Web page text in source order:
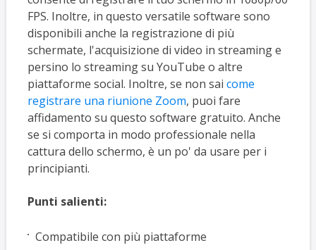
FPS. Inoltre, in questo versatile software sono
disponibili anche la registrazione di più
schermate, l'acquisizione di video in streaming e
persino lo streaming su YouTube o altre
piattaforme social. Inoltre, se non sai come
registrare una riunione Zoom, puoi fare
affidamento su questo software gratuito. Anche
se si comporta in modo professionale nella
cattura dello schermo, è un po' da usare per i
principianti.
Punti salienti:
Compatibile con più piattaforme